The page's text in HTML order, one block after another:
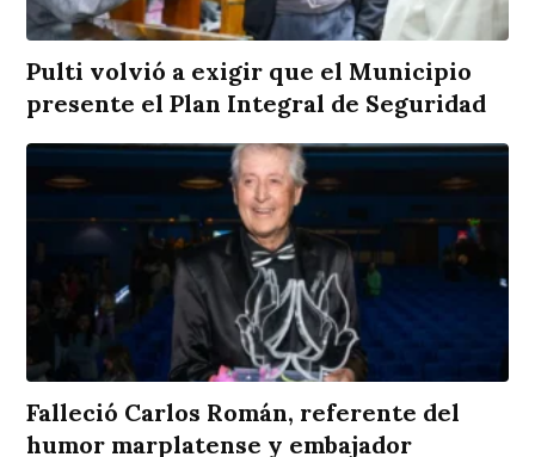
Pulti volvió a exigir que el Municipio
presente el Plan Integral de Seguridad
Falleció Carlos Román, referente del
humor marplatense y embajador